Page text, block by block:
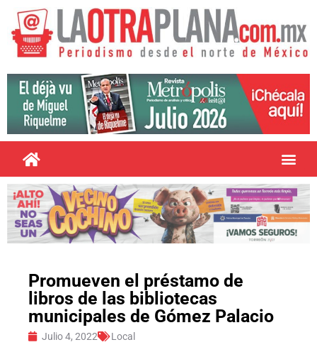
Promueven el préstamo de
libros de las bibliotecas
municipales de Gómez Palacio
Julio 4, 2022 Local